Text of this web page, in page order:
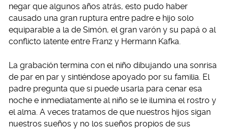
negar que algunos años atrás, esto pudo haber
causado una gran ruptura entre padre e hijo solo
equiparable a la de Simón, el gran varón y su papá o al
conflicto latente entre Franz y Hermann Kafka.
La grabación termina con el niño dibujando una sonrisa
de par en par y sintiéndose apoyado por su familia. El
padre pregunta que si puede usarla para cenar esa
noche e inmediatamente al niño se le ilumina el rostro y
el alma. A veces tratamos de que nuestros hijos sigan
nuestros sueños y no los sueños propios de sus